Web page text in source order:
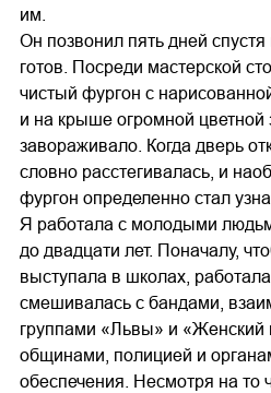
им.
Он позвонил пять дней
готов. Посреди мастерской
чистый фургон с
и на крыше огромной цветной
завораживало. Когда дверь
словно расстегивалась, и
фургон определенно стал
Я работала с молодыми
до двадцати лет. Поначалу,
выступала в школах,
смешивалась с бандами,
группами «Львы» и «Женский
общинами, полицией и
обеспечения. Несмотря на то